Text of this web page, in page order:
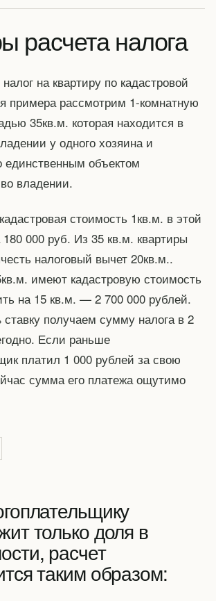
расчета налога
на квартиру по кадастровой
примера рассмотрим 1-комнатную
35кв.м. которая находится в
у одного хозяина и
единственным объектом
владении.
стоимость 1кв.м. в этой
180 000 руб. Из 35 кв.м. квартиры
налоговый вычет 20кв.м..
имеют кадастровую стоимость
на 15 кв.м. — 2 700 000 рублей.
получаем сумму налога в 2
Если раньше
платил 1 000 рублей за свою
сумма его платежа ощутимо
только доля в
расчет
таким образом: